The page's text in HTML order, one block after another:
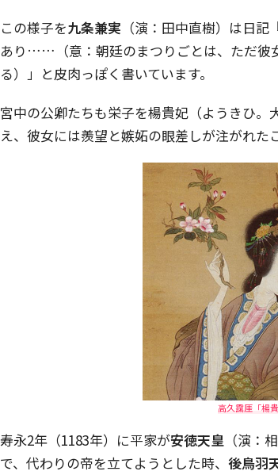
この様子を九条兼実 （演：田中直樹）は日
あり……（意：朝廷のまつりごとは、ただ彼
る）」と皮肉っぽく書いています。
宮中の公卿たちも栄子を楊貴妃（ようきひ
え、彼女には羨望と嫉妬の眼差しが注がれた
高久靄厓「楊貴
寿永2年（1183年）に平家が安徳天皇 （演：
で、代わりの帝を立てようとした時、 後鳥羽